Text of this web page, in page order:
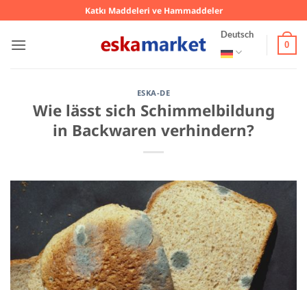
Inhalt
springen
Katkı Maddeleri ve Hammaddeler
Deutsch
0
ESKA-DE
Wie lässt sich Schimmelbildung
in Backwaren verhindern?